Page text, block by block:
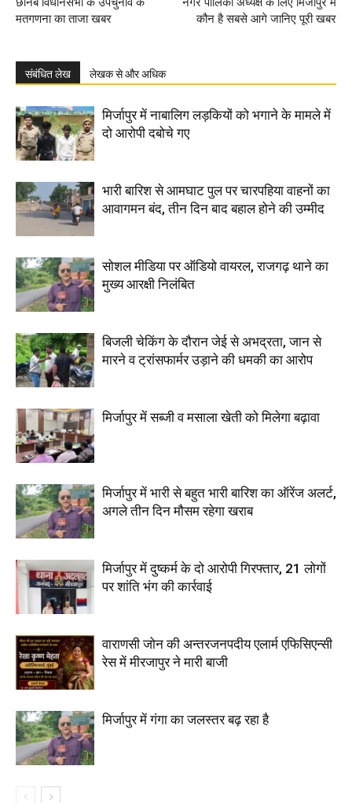
मतगणना का ताजा खबर
कौन है सबसे आगे जानिए पूरी खबर
संबंधित लेख लेखक से और अधिक
मिर्जापुर में नाबालिग लड़कियों को भगाने के मामले में
दो आरोपी दबोचे गए
भारी बारिश से आमघाट पुल पर चारपहिया वाहनों का
आवागमन बंद, तीन दिन बाद बहाल होने की उम्मीद
सोशल मीडिया पर ऑडियो वायरल, राजगढ़ थाने का
मुख्य आरक्षी निलंबित
बिजली चेकिंग के दौरान जेई से अभद्रता, जान से
मारने व ट्रांसफार्मर उड़ाने की धमकी का आरोप
मिर्जापुर में सब्जी व मसाला खेती को मिलेगा बढ़ावा
मिर्जापुर में भारी से बहुत भारी बारिश का ऑरेंज अलर्ट,
अगले तीन दिन मौसम रहेगा खराब
मिर्जापुर में दुष्कर्म के दो आरोपी गिरफ्तार, 21 लोगों
पर शांति भंग की कार्रवाई
वाराणसी जोन की अन्तरजनपदीय एलार्म एफिसिएन्सी
रेस में मीरजापुर ने मारी बाजी
मिर्जापुर में गंगा का जलस्तर बढ़ रहा है